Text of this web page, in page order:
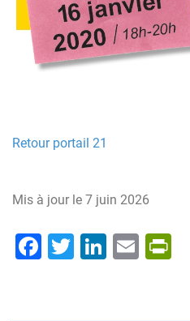
Retour portail 21
Mis à jour le 7 juin 2026
Facebook
Twitter
LinkedIn
Email